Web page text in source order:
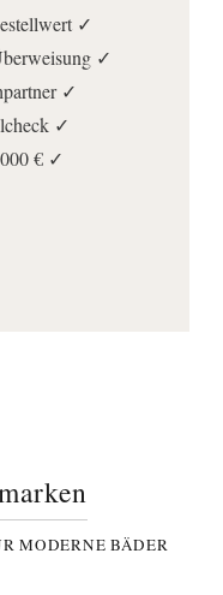
✓
✓
✓
✓
€ ✓
MODERNE BÄDER